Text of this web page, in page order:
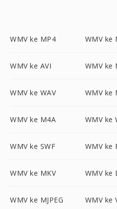
WMV ke MP4 WMV ke
WMV ke AVI WMV ke
WMV ke WAV WMV ke
WMV ke M4A WMV ke
WMV ke SWF WMV ke
WMV ke MKV WMV ke
WMV ke MJPEG WMV ke